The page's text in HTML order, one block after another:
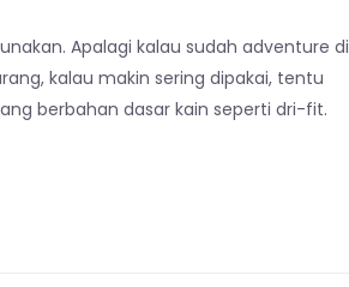
Apalagi kalau sudah adventure di
kalau makin sering dipakai, tentu
berbahan dasar kain seperti dri-fit.